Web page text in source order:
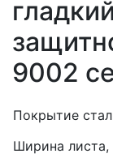
9002
Покрытие
Ширина